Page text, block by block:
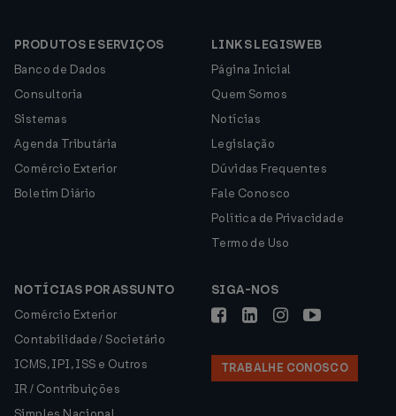
PRODUTOS E SERVIÇOS
Banco de Dados
Consultoria
Sistemas
Agenda Tributária
Comércio Exterior
Boletim Diário
LINKS LEGISWEB
Página Inicial
Quem Somos
Notícias
Legislação
Dúvidas Frequentes
Fale Conosco
Política de Privacidade
Termo de Uso
NOTÍCIAS POR ASSUNTO
Comércio Exterior
Contabilidade / Societário
ICMS, IPI, ISS e Outros
IR / Contribuições
SIGA-NOS
TRABALHE CONOSCO